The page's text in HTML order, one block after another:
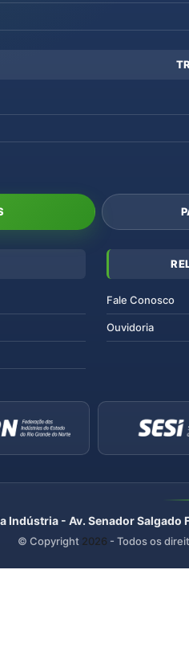
Fale Conosco
Ouvidoria
Indústria - Av. Senador
© Copyright 2026 - Todos os